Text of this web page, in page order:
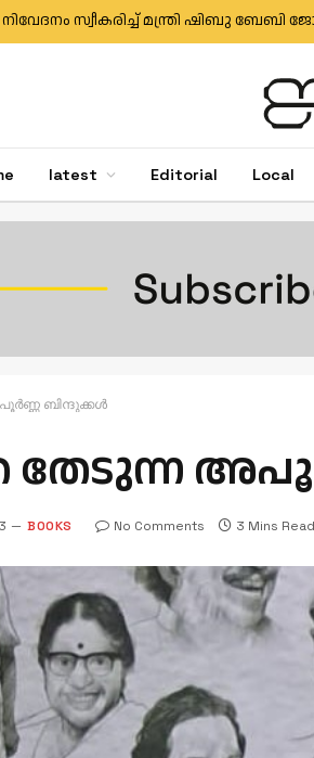
സ്വീകരിച്ച് മന്ത്രി ഷിബു ബേബി
latest Editorial Local
ബിന്ദുക്കള്‍
തേടുന്ന
BOOKS No Comments 3 Mins Read